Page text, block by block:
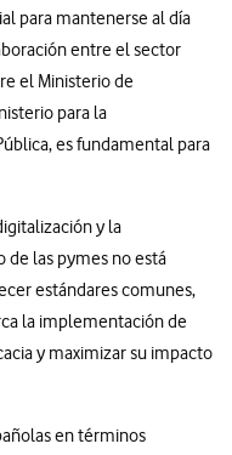
para mantenerse al día
entre el sector
el Ministerio de
para la
es fundamental para
y la
las pymes no está
estándares comunes,
la implementación de
y maximizar su impacto
en términos